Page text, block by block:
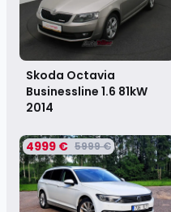
Skoda Octavia
Businessline 1.6 81kW
2014
4999 € 5999 €